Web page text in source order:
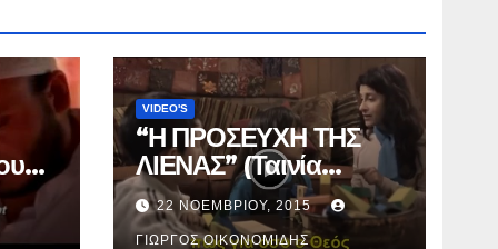
VIDEO'S
“Η ΠΡΟΣΕΥΧΗ ΤΗΣ
ΛΙΕΝΑΣ” (Ταινία
μικρού μήκους).
22 ΝΟΕΜΒΡΊΟΥ, 2015
ΓΙΏΡΓΟΣ ΟΙΚΟΝΟΜΊΔΗΣ